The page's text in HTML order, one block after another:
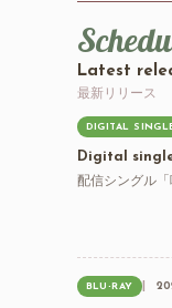
Latest
最新リリース
DIGITAL
Digital single
配信シングル「
BLU-RAY